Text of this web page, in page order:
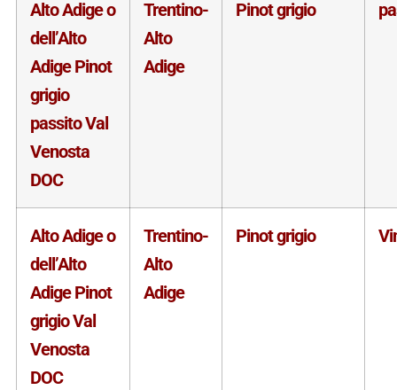
Alto Adige o
dell’Alto
Adige Pinot
grigio
passito Val
Venosta
DOC
Trentino-
Alto
Adige
Pinot grigio
Alto Adige o
dell’Alto
Adige Pinot
grigio Val
Venosta
DOC
Trentino-
Alto
Adige
Pinot grigio